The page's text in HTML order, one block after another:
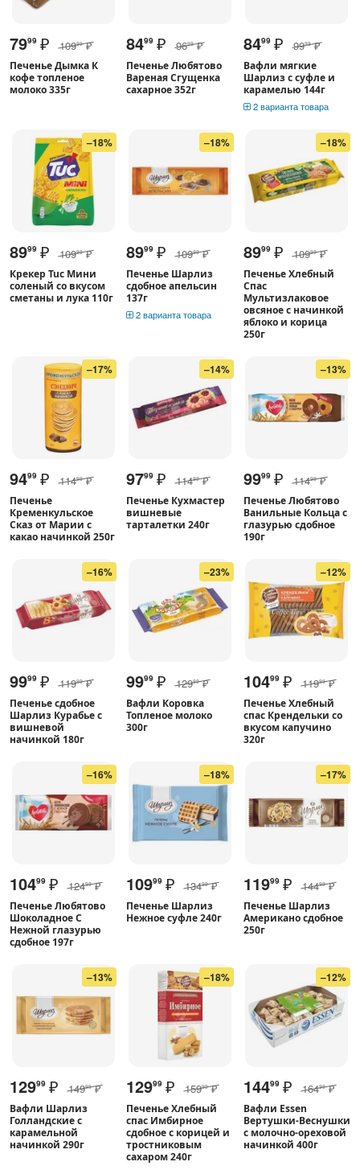
7999 ₽ 10999 ₽
Печенье Дымка К
кофе топленое
молоко 335г
8499 ₽ 9699 ₽
Печенье Любятово
Вареная Сгущенка
сахарное 352г
8499 ₽ 9999 ₽
Вафли мягкие
Шарлиз с суфле и
карамелью 144г
2 варианта товара
–18%
8999 ₽ 10999 ₽
Крекер Tuc Мини
соленый со вкусом
сметаны и лука 110г
–18%
8999 ₽ 10999 ₽
Печенье Шарлиз
сдобное апельсин
137г
2 варианта товара
–18%
8999 ₽ 10999 ₽
Печенье Хлебный
Спас
Мультизлаковое
овсяное с начинкой
яблоко и корица
250г
–17%
9499 ₽ 11499 ₽
Печенье
Кременкульское
Сказ от Марии с
какао начинкой 250г
–14%
9799 ₽ 11499 ₽
Печенье Кухмастер
вишневые
тарталетки 240г
–13%
9999 ₽ 11499 ₽
Печенье Любятово
Ванильные Кольца с
глазурью сдобное
190г
–16%
9999 ₽ 11999 ₽
Печенье сдобное
Шарлиз Курабье с
вишневой
начинкой 180г
–23%
9999 ₽ 12999 ₽
Вафли Коровка
Топленое молоко
300г
–12%
10499 ₽ 11999 ₽
Печенье Хлебный
спас Крендельки со
вкусом капучино
320г
–16%
10499 ₽ 12499 ₽
Печенье Любятово
Шоколадное С
Нежной глазурью
сдобное 197г
–18%
10999 ₽ 13499 ₽
Печенье Шарлиз
Нежное суфле 240г
–17%
11999 ₽ 14499 ₽
Печенье Шарлиз
Американо сдобное
250г
–13%
12999 ₽ 14999 ₽
Вафли Шарлиз
Голландские с
карамельной
начинкой 290г
–18%
12999 ₽ 15999 ₽
Печенье Хлебный
спас Имбирное
сдобное с корицей и
тростниковым
сахаром 240г
–12%
14499 ₽ 16499 ₽
Вафли Essen
Вертушки-Веснушки
с молочно-ореховой
начинкой 400г